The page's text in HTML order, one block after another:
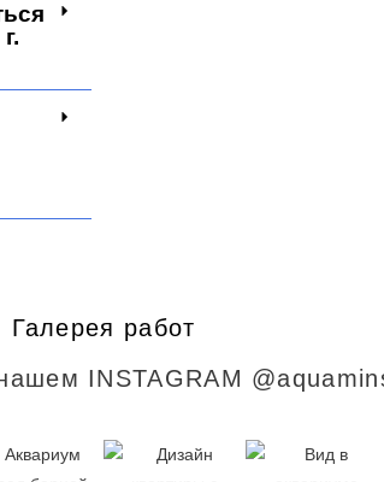
Галерея работ
INSTAGRAM